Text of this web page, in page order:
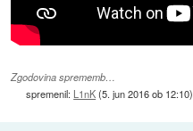
Zgodovina sprememb…
spremenil: L1nK(5. jun 2016 ob 12:10)